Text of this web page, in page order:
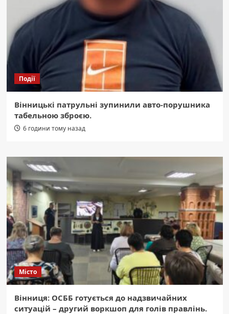
Події
Вінницькі патрульні зупинили авто-порушника
табельною зброєю.
6 години тому назад
Місто
Вінниця: ОСББ готується до надзвичайних
ситуацій – другий воркшоп для голів правлінь.